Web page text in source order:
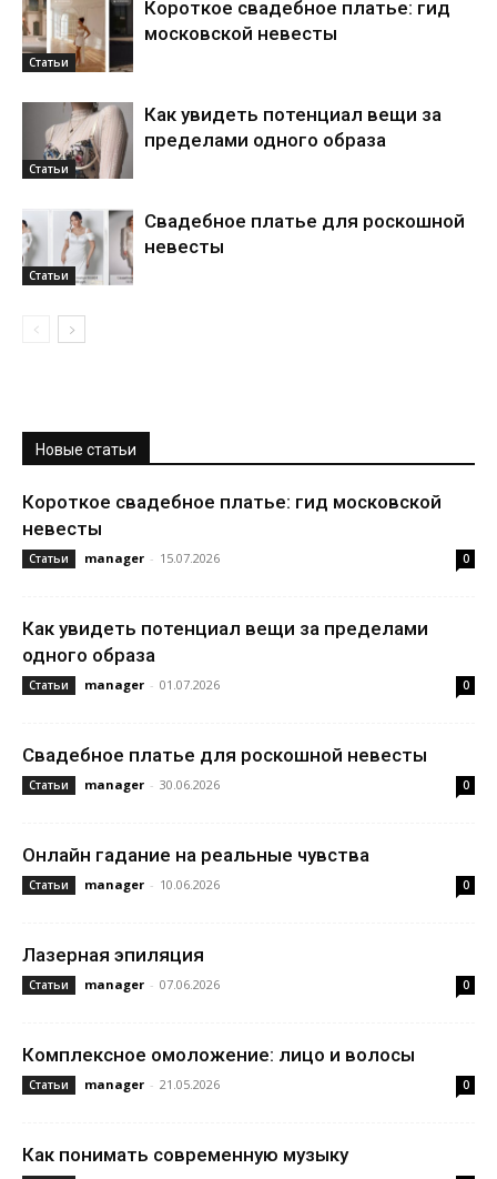
Статьи
Короткое свадебное платье: гид
московской невесты
Статьи
Как увидеть потенциал вещи за
пределами одного образа
Статьи
Свадебное платье для роскошной
невесты
Новые статьи
Короткое свадебное платье: гид московской
невесты
Статьи manager - 15.07.2026 0
Как увидеть потенциал вещи за пределами
одного образа
Статьи manager - 01.07.2026 0
Свадебное платье для роскошной невесты
Статьи manager - 30.06.2026 0
Онлайн гадание на реальные чувства
Статьи manager - 10.06.2026 0
Лазерная эпиляция
Статьи manager - 07.06.2026 0
Комплексное омоложение: лицо и волосы
Статьи manager - 21.05.2026 0
Как понимать современную музыку